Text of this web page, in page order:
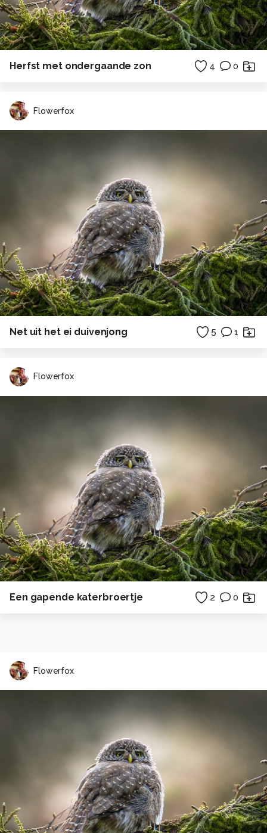
Herfst met ondergaande zon 4 0
Flowerfox
Net uit het ei duivenjong 5 1
Flowerfox
Een gapende katerbroertje 2 0
Flowerfox